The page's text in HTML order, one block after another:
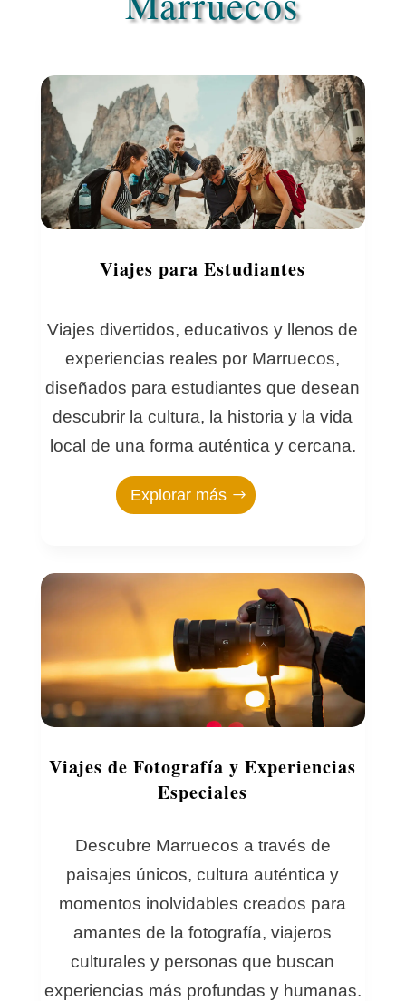
Viajes para Estudiantes
Viajes divertidos, educativos y llenos de
experiencias reales por Marruecos,
diseñados para estudiantes que desean
descubrir la cultura, la historia y la vida
local de una forma auténtica y cercana.
Explorar más
Viajes de Fotografía y Experiencias
Especiales
Descubre Marruecos a través de
paisajes únicos, cultura auténtica y
momentos inolvidables creados para
amantes de la fotografía, viajeros
culturales y personas que buscan
experiencias más profundas y humanas.